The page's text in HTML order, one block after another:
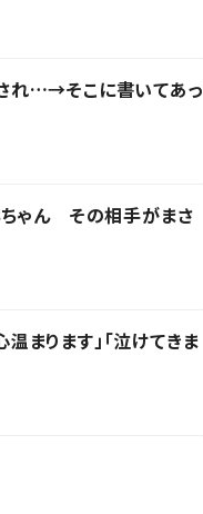
れ…→そこに書いてあっ
ちゃん その相手がまさ
ります」「泣けてきま